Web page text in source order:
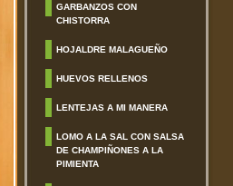
GARBANZOS CON
CHISTORRA
HOJALDRE MALAGUEÑO
HUEVOS RELLENOS
LENTEJAS A MI MANERA
LOMO A LA SAL CON SALSA
DE CHAMPIÑONES A LA
PIMIENTA